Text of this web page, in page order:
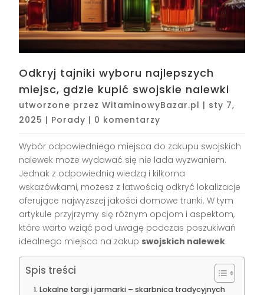
Odkryj tajniki wyboru najlepszych
miejsc, gdzie kupić swojskie nalewki
utworzone przezWitaminowyBazar.pl | sty 7,
2025 | Porady | 0 komentarzy
Wybór odpowiedniego miejsca do zakupu swojskich
nalewek może wydawać się nie lada wyzwaniem.
Jednak z odpowiednią wiedzą i kilkoma
wskazówkami, możesz z łatwością odkryć lokalizacje
oferujące najwyższej jakości domowe trunki. W tym
artykule przyjrzymy się różnym opcjom i aspektom,
które warto wziąć pod uwagę podczas poszukiwań
idealnego miejsca na zakup swojskich nalewek.
Spis treści
Lokalne targi i jarmarki – skarbnica tradycyjnych